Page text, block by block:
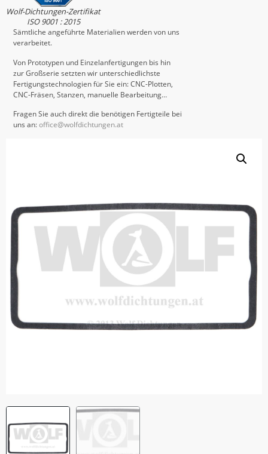
Wolf-Dichtungen-Zertifikat
ISO 9001 : 2015
Sämtliche angeführte Materialien werden von uns
verarbeitet.
Von Prototypen und Einzelanfertigungen bis hin
zur Großserie setzten wir unterschiedlichste
Fertigungstechnologien für Sie ein: CNC-Plotten,
CNC-Fräsen, Stanzen, manuelle Bearbeitung…
Fragen Sie auch direkt die benötigen Fertigteile bei
uns an:office@wolfdichtungen.at